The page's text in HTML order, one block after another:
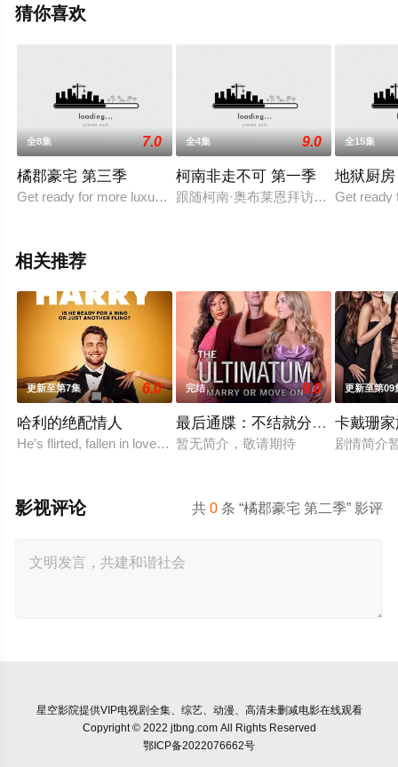
或剧情网等平台了解。
猜你喜欢
全8集 7.0
橘郡豪宅 第三季
Get ready for more luxury real estate with a side of drama:
全4集 9.0
柯南非走不可 第一季
跟随柯南·奥布莱恩拜访他通过播客
全15集
地狱厨
Get ready
相关推荐
更新至第7集 6.0
哈利的绝配情人
He’s flirted, fallen in love, hooked up, and broken up. He’s even
完结 9.0
最后通牒：不结就分 第四季
暂无简介，敬请期待
更新至第09
卡戴珊
剧情简介
共0 条 “橘郡豪宅 第二季” 影评
影视评论
星空影院提供VIP电视剧全集、综艺、动漫、高清未删减电影在线观看
Copyright © 2022 jtbng.com All Rights Reserved
鄂ICP备2022076662号